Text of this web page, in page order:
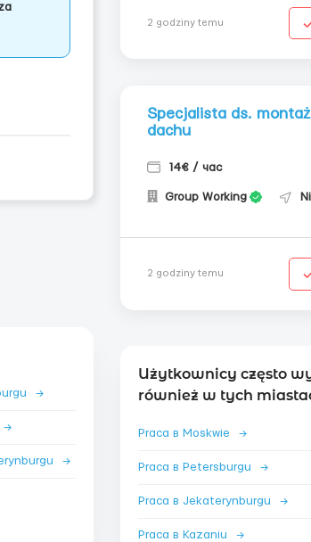
→
→
→
2 godziny temu
Specjalista ds.
dachu
14€ / час
Group Working
2 godziny temu
Użytkownicy często
również w tych
Praca в Moskwie →
Praca в Petersburgu →
Praca в Jekaterynburgu →
Praca в Kazaniu →